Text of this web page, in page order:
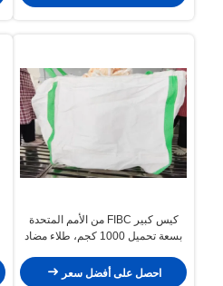
كيس كبير FIBC من الأمم المتحدة
بسعة تحميل 1000 كجم، طلاء مضاد
متقاطعة للنقل الآمن
احصل على أفضل سعر